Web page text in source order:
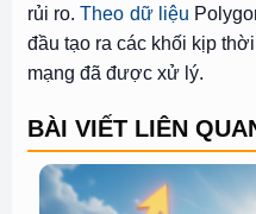
rủi ro.Theo dữ liệu
đầu tạo ra các khối kịp
mạng đã được xử lý.
BÀI VIẾT LIÊN